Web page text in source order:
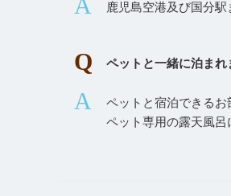
鹿児島空港及び国分駅
ペットと一緒に泊まれ
ペットと宿泊できるお
ペット専用の露天風呂